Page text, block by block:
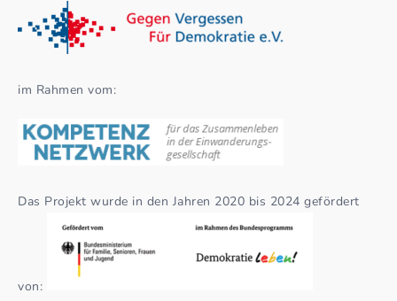
im Rahmen vom:
Das Projekt wurde in den Jahren 2020 bis 2024 gefördert
von: